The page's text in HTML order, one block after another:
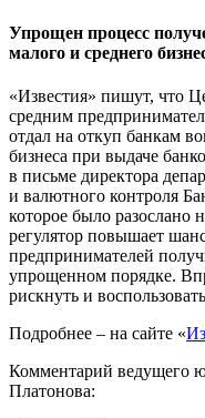
Упрощен процесс
малого и среднего
«Известия» пишут, что
средним
отдал на откуп банкам
бизнеса при выдаче
в письме директора
и валютного контроля
которое было разослано
регулятор повышает
предпринимателей
упрощенном порядке.
рискнуть и
Подробнее – на сайте «
Комментарий ведущего
Платонова: